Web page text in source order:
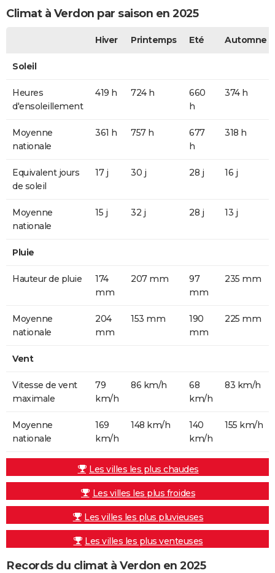
Climat à Verdon par saison en 2025
Hiver Printemps Eté Automne
Soleil
Heures
d'ensoleillement
419 h 724 h
660
h
374 h
Moyenne
nationale
361 h 757 h
677
h
318 h
Equivalent jours
de soleil
17 j 30 j 28 j 16 j
Moyenne
nationale
15 j 32 j 28 j 13 j
Pluie
Hauteur de pluie
174
mm
207 mm
97
mm
235 mm
Moyenne
nationale
204
mm
153 mm
190
mm
225 mm
Vent
Vitesse de vent
maximale
79
km/h
86 km/h
68
km/h
83 km/h
Moyenne
nationale
169
km/h
148 km/h
140
km/h
155 km/h
Les villes les plus chaudes
Les villes les plus froides
Les villes les plus pluvieuses
Les villes les plus venteuses
Records du climat à Verdon en 2025